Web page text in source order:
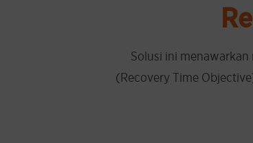
Solusi ini
(Recovery Time